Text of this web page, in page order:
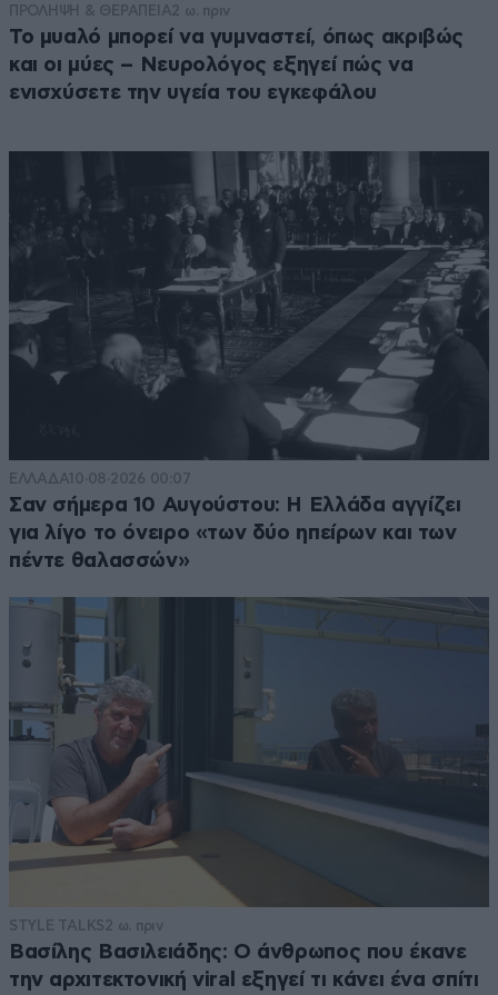
ΠΡΟΛΗΨΗ & ΘΕΡΑΠΕΙΑ2 ω. πριν
Το μυαλό μπορεί να γυμναστεί, όπως ακριβώς
και οι μύες – Νευρολόγος εξηγεί πώς να
ενισχύσετε την υγεία του εγκεφάλου
ΕΛΛΑΔΑ10·08·2026 00:07
Σαν σήμερα 10 Αυγούστου: Η Ελλάδα αγγίζει
για λίγο το όνειρο «των δύο ηπείρων και των
πέντε θαλασσών»
STYLE TALKS 2 ω. πριν
Βασίλης Βασιλειάδης: Ο άνθρωπος που έκανε
την αρχιτεκτονική viral εξηγεί τι κάνει ένα σπίτι